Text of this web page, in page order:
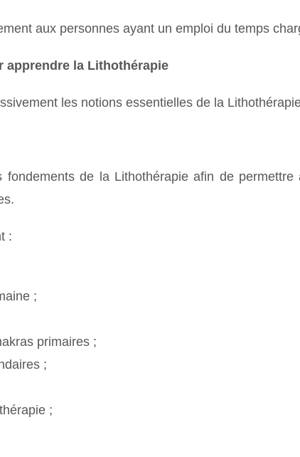
aux personnes ayant un emploi du temps
apprendre la Lithothérapie
les notions essentielles de la
fondements de la Lithothérapie afin de
:
;
primaires ;
;
;